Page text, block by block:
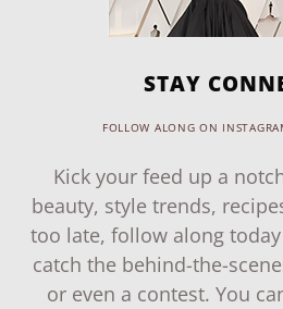
STAY
FOLLOW ALONG ON
Kick your feed up a
beauty, style trends,
too late, follow along
catch the behind-the-
or even a contest. You